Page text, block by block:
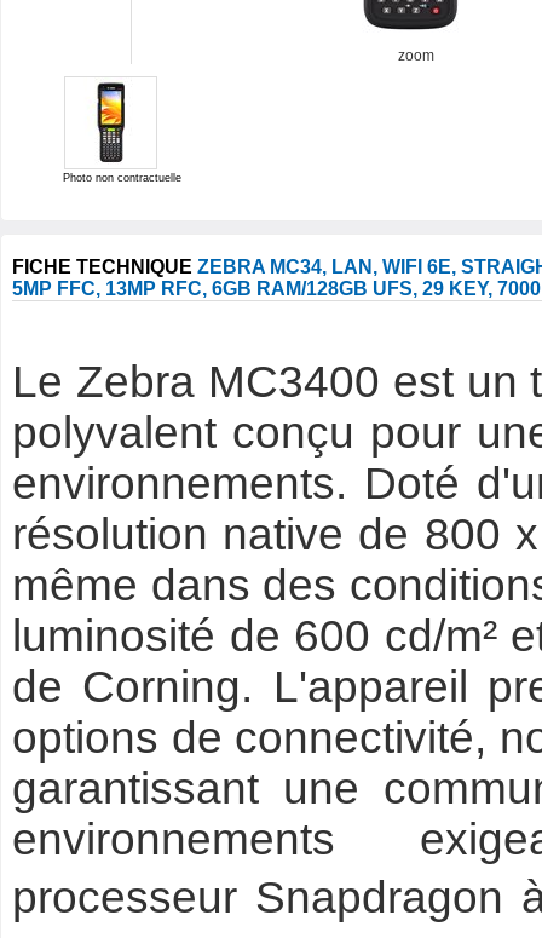
zoom
Photo non contractuelle
FICHE TECHNIQUE ZEBRA MC34, LAN, WIFI 6E,
5MP FFC, 13MP RFC, 6GB RAM/128GB UFS, 29 KEY,
Le Zebra MC3400 est un
polyvalent conçu pour
environnements. Doté
résolution native de 800
même dans des
luminosité de 600 cd/m²
de Corning. L'appareil
options de connectivité,
garantissant une
environnements
processeur Snapdragon